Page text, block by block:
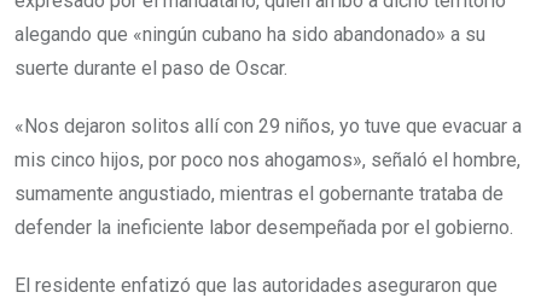
alegando que «ningún cubano ha sido abandonado» a su
suerte durante el paso de Oscar.
«Nos dejaron solitos allí con 29 niños, yo tuve que evacuar a
mis cinco hijos, por poco nos ahogamos», señaló el hombre,
sumamente angustiado, mientras el gobernante trataba de
defender la ineficiente labor desempeñada por el gobierno.
El residente enfatizó que las autoridades aseguraron que